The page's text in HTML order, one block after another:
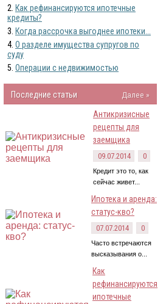
Как рефинансируются ипотечные
кредиты?
Когда рассрочка выгоднее ипотеки...
О разделе имущества супругов по
суду
Операции с недвижимостью
Последние статьи
Далее »
Антикризисные
рецепты для
заемщика
09.07.2014 0
Кредит это то, как
сейчас живет...
Ипотека и аренда:
статус-кво?
07.07.2014 0
Часто встречаются
высказывания о...
Как
рефинансируются
ипотечные